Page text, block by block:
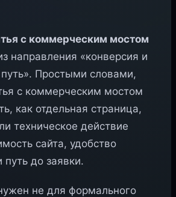
с коммерческим мостом
направления «конверсия и
Простыми словами,
с коммерческим мостом
как отдельная страница,
техническое действие
сайта, удобство
путь до заявки.
не для формального